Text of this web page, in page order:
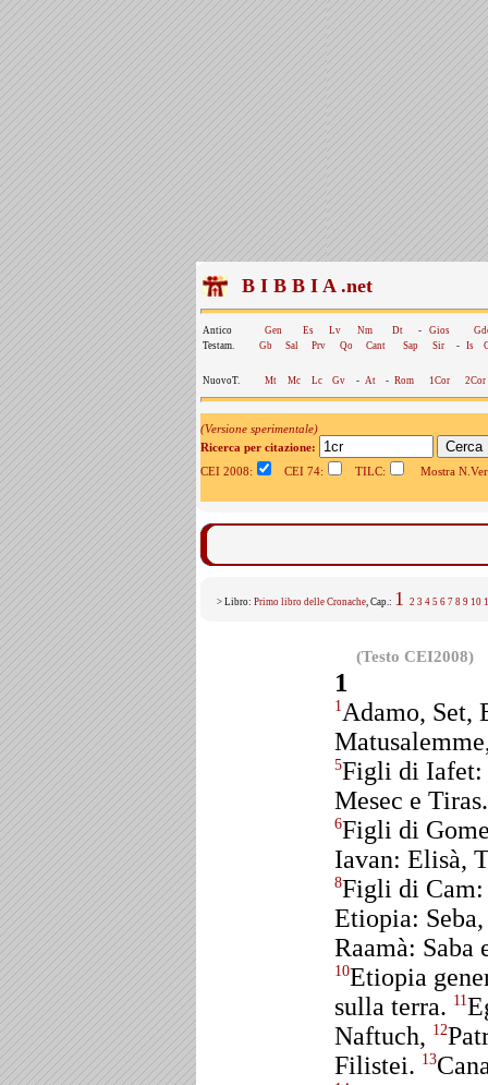
B I B B I A .net
Antico Gen Es Lv Nm Dt - Gios
Testam.
Gb Sal Prv Qo Cant Sap Sir - Is
NuovoT. Mt Mc Lc Gv - At - Rom 1Cor 2Cor
(Versione sperimentale)
Ricerca per citazione:
CEI 2008:
CEI 74: TILC: Mostra
> Libro: Primo libro delle Cronache, Cap.: 1 2 3 4 5 6 7 8 9 10
(Testo CEI2008)
1
1 Adamo, Set,
5Figli di Iafet:
Mesec e Tiras.
6Figli di
Iavan: Elisà,
8Figli di Cam:
Etiopia:
Raamà: Saba
10Etiopia
sulla terra. 11
Naftuch, 12
Filistei. 13